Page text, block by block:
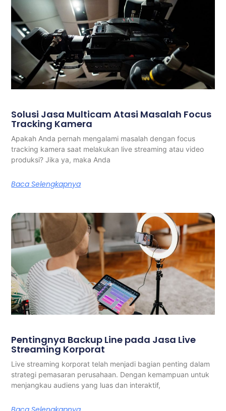
Solusi Jasa Multicam Atasi Masalah Focus
Tracking Kamera
Apakah Anda pernah mengalami masalah dengan focus
tracking kamera saat melakukan live streaming atau video
produksi? Jika ya, maka Anda
Baca Selengkapnya
Pentingnya Backup Line pada Jasa Live
Streaming Korporat
Live streaming korporat telah menjadi bagian penting dalam
strategi pemasaran perusahaan. Dengan kemampuan untuk
menjangkau audiens yang luas dan interaktif,